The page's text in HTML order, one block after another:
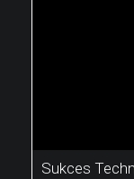
Sukces